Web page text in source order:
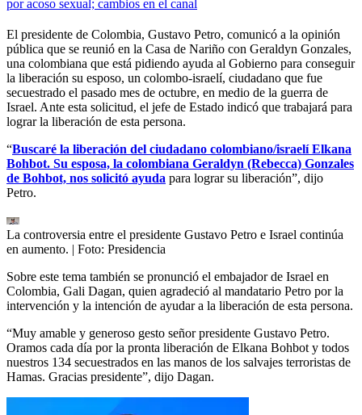
por acoso sexual; cambios en el canal
El presidente de Colombia, Gustavo Petro, comunicó a la opinión
pública que se reunió en la Casa de Nariño con Geraldyn Gonzales,
una colombiana que está pidiendo ayuda al Gobierno para conseguir
la liberación su esposo, un colombo-israelí, ciudadano que fue
secuestrado el pasado mes de octubre, en medio de la guerra de
Israel. Ante esta solicitud, el jefe de Estado indicó que trabajará para
lograr la liberación de esta persona.
“Buscaré la liberación del ciudadano colombiano/israelí Elkana
Bohbot. Su esposa, la colombiana Geraldyn (Rebecca) Gonzales
de Bohbot, nos solicitó ayuda para lograr su liberación”, dijo
Petro.
La controversia entre el presidente Gustavo Petro e Israel continúa
en aumento. | Foto: Presidencia
Sobre este tema también se pronunció el embajador de Israel en
Colombia, Gali Dagan, quien agradeció al mandatario Petro por la
intervención y la intención de ayudar a la liberación de esta persona.
“Muy amable y generoso gesto señor presidente Gustavo Petro.
Oramos cada día por la pronta liberación de Elkana Bohbot y todos
nuestros 134 secuestrados en las manos de los salvajes terroristas de
Hamas. Gracias presidente”, dijo Dagan.